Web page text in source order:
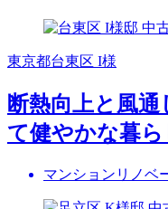
東京都台東区 I様
断熱向上と風
て健やかな暮
マンションリノベ